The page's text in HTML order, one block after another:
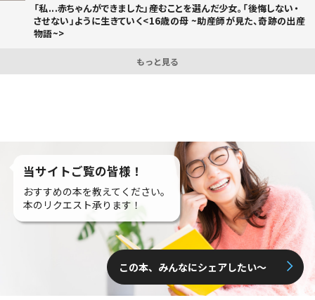
「私...赤ちゃんができました」――産むことを選んだ少女。「後悔しない・
させない」ように生きていく<16歳の母 ~助産師が見た、奇跡の出産
物語~>
もっと見る
当サイトご覧の皆様！
おすすめの本を教えてください。
本のリクエスト承ります！
この本、みんなにシェアしたい〜